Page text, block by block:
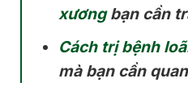
xươngbạn cần
Cách trị bệnh
mà bạn cần